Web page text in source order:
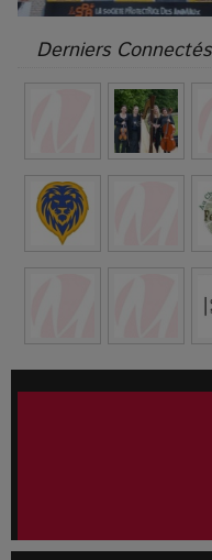
Derniers Connectés